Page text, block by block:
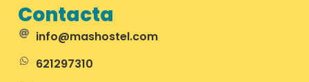
Contacta
info@mashostel.com
621297310